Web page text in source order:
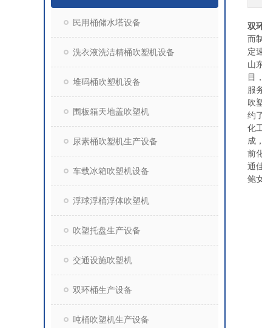
民用桶储水塔设备
洗衣液洗洁精桶吹塑机设备
堆码桶吹塑机设备
围板箱天地盖吹塑机
尿素桶吹塑机生产设备
车载冰箱吹塑机设备
浮球浮桶浮体吹塑机
吹塑托盘生产设备
交通设施吹塑机
双环桶生产设备
吨桶吹塑机生产设备
双
而
定
山
目
服
吹
约
化
成
前
通
鲍